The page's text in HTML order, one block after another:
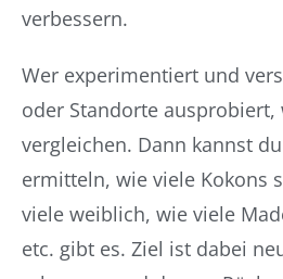
verbessern.
Wer experimentiert und
oder Standorte
vergleichen. Dann kannst
ermitteln, wie viele Kokons
viele weiblich, wie viele
etc. gibt es. Ziel ist dabei